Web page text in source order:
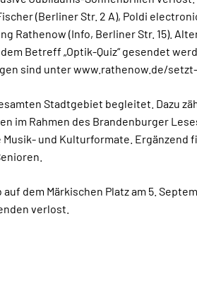
(Berliner Str. 2 A), Poldi
Rathenow (Info, Berliner Str. 15).
Betreff „Optik-Quiz“ gesendet
sind unter www.rathenow.de/
Stadtgebiet begleitet. Dazu
im Rahmen des Brandenburger
und Kulturformate. Ergänzend
dem Märkischen Platz am 5.
verlost.